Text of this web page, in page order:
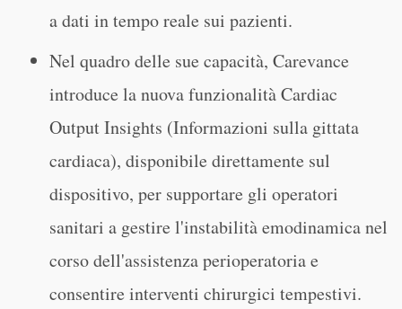
a dati in tempo reale sui pazienti.
Nel quadro delle sue capacità, Carevance
introduce la nuova funzionalità Cardiac
Output Insights (Informazioni sulla gittata
cardiaca), disponibile direttamente sul
dispositivo, per supportare gli operatori
sanitari a gestire l'instabilità emodinamica nel
corso dell'assistenza perioperatoria e
consentire interventi chirurgici tempestivi.